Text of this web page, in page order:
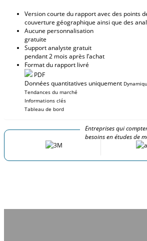
Version courte du rapport avec des points
couverture géographique ainsi que des
Aucune personnalisation
gratuite
Support analyste gratuit
pendant 2 mois après l’achat
Format du rapport livré
PDF
Données quantitatives uniquement
Tendances du marché
Informations clés
Tableau de bord
Entreprises qui
besoins en études de